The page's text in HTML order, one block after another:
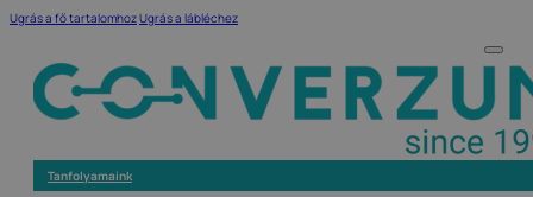
Ugrás a fő tartalomhozUgrás a lábléchez
Tanfolyamaink